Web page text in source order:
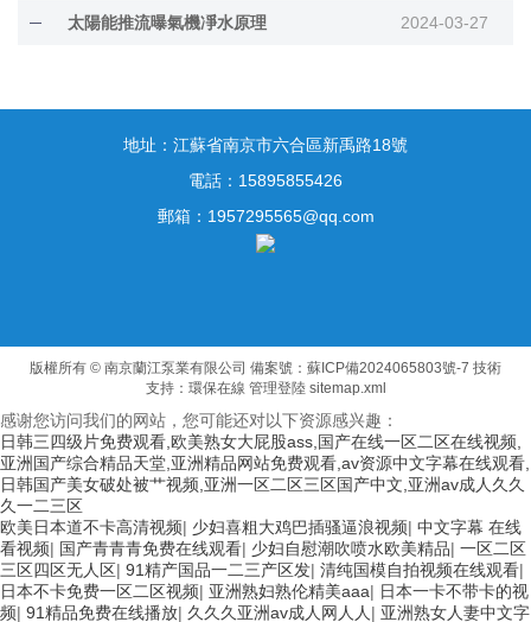
太陽能推流曝氣機凈水原理 2024-03-27
地址：江蘇省南京市六合區新禹路18號
電話：15895855426
郵箱：1957295565@qq.com
版權所有 © 南京蘭江泵業有限公司 備案號：蘇ICP備2024065803號-7 技術
支持： 環保在線 管理登陸 sitemap.xml
感谢您访问我们的网站，您可能还对以下资源感兴趣：
日韩三四级片免费观看,欧美熟女大屁股ass,国产在线一区二区在线视频,
亚洲国产综合精品天堂,亚洲精品网站免费观看,av资源中文字幕在线观看,
日韩国产美女破处被艹视频,亚洲一区二区三区国产中文,亚洲av成人久久
久一二三区
欧美日本道不卡高清视频| 少妇喜粗大鸡巴插骚逼浪视频| 中文字幕 在线
看视频| 国产青青青免费在线观看| 少妇自慰潮吹喷水欧美精品| 一区二区
三区四区无人区| 91精产国品一二三产区发| 清纯国模自拍视频在线观看|
日本不卡免费一区二区视频| 亚洲熟妇熟伦精美aaa| 日本一卡不带卡的视
频| 91精品免费在线播放| 久久久亚洲av成人网人人 | 亚洲熟女人妻中文字